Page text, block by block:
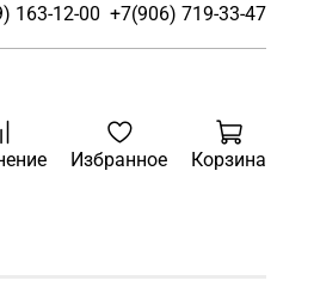
163-12-00 +7(906) 719-33-47
Избранное Корзина